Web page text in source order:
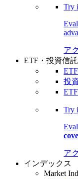
Try
ア
ETF・投資信託
投
Try
ア
インデックス
Market